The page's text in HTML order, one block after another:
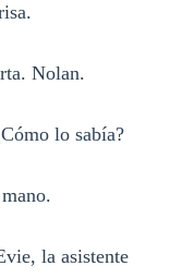
Nolan.
lo sabía?
la asistente